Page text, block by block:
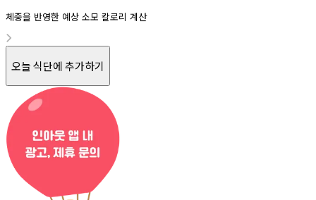
체중을 반영한 예상 소모 칼로리 계산
오늘 식단에 추가하기